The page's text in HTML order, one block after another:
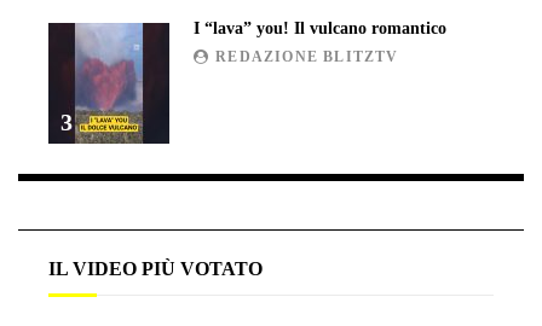
Parco divertimenti, attrazione cede
all’improvviso
Auto fuori controllo in Guatemala, tragedia a
3
I “lava” you! Il vulcano romantico
REDAZIONE BLITZTV
IL VIDEO PIÙ VOTATO